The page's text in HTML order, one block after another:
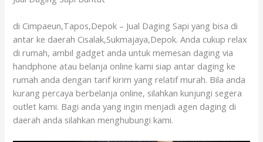
di Cimpaeun,Tapos,Depok – Jual Daging Sapi yang bisa di
antar ke daerah Cisalak,Sukmajaya,Depok. Anda cukup relax
di rumah, ambil gadget anda untuk memesan daging via
handphone atau belanja online kami siap antar daging ke
rumah anda dengan tarif kirim yang relatif murah. Bila anda
kurang percaya berbelanja online, silahkan kunjungi segera
outlet kami. Bagi anda yang ingin menjadi agen daging di
daerah anda silahkan menghubungi kami.